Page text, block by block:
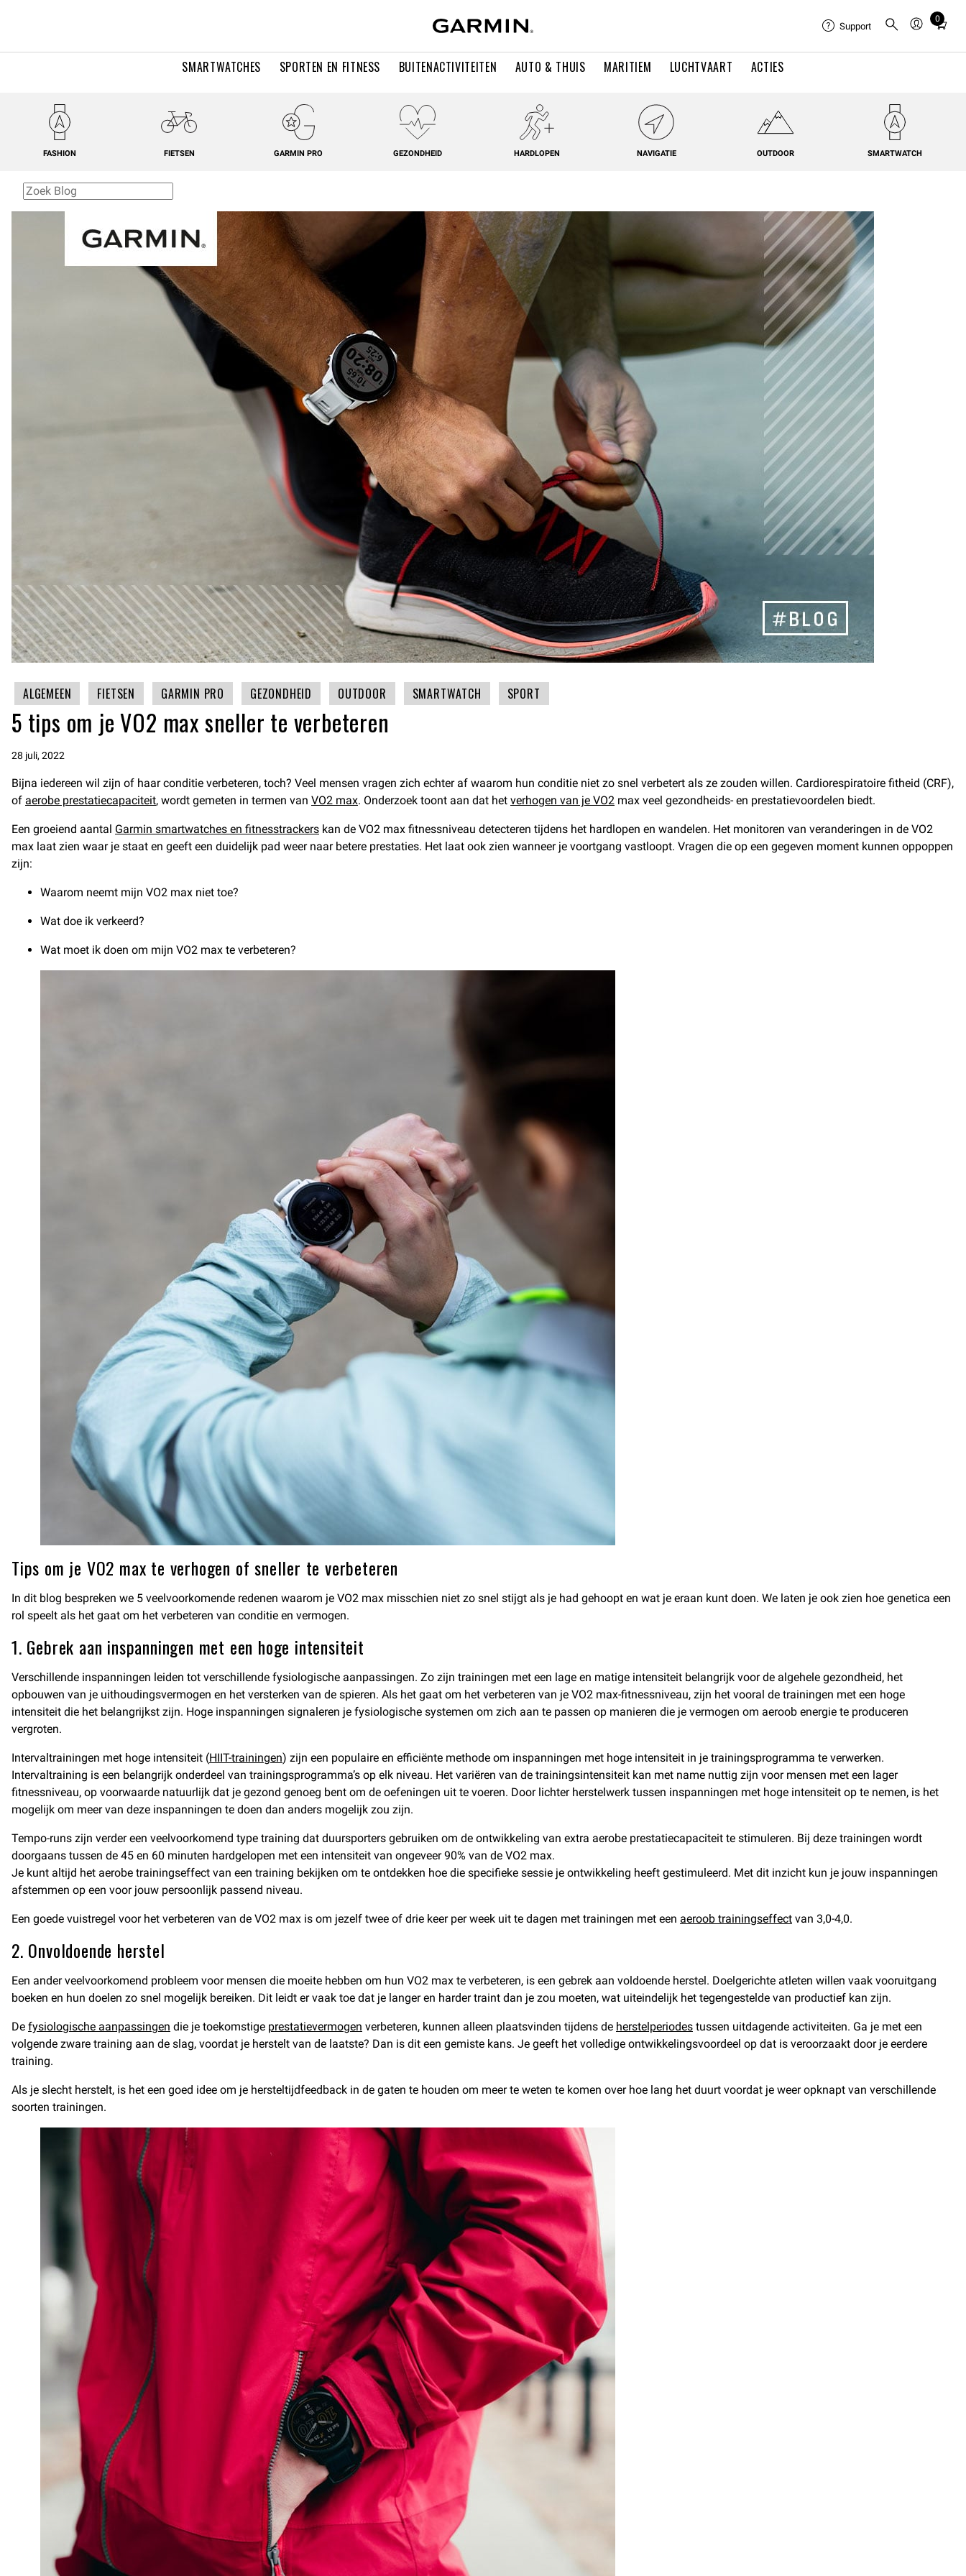
SMARTWATCHES SPORTEN EN FITNESS BUITENACTIVITEITEN AUTO & THUIS MARITIEM LUCHTVAART ACTIES
Support
0
Total
in
FASHION FIETSEN GARMIN PRO GEZONDHEID HARDLOPEN NAVIGATIE OUTDOOR SMARTWATCH
ALGEMEEN FIETSEN GARMIN PRO GEZONDHEID OUTDOOR SMARTWATCH SPORT
5 tips om je VO2 max sneller te verbeteren
28 juli, 2022
Bijna iedereen wil zijn of haar conditie verbeteren, toch? Veel mensen vragen zich echter af waarom hun conditie niet zo snel verbetert als ze zouden willen. Cardiorespiratoire fitheid (CRF),
of aerobe prestatiecapaciteit, wordt gemeten in termen van VO2 max. Onderzoek toont aan dat het verhogen van je VO2 max veel gezondheids- en prestatievoordelen biedt.
Een groeiend aantal Garmin smartwatches en fitnesstrackers kan de VO2 max fitnessniveau detecteren tijdens het hardlopen en wandelen. Het monitoren van veranderingen in de VO2
max laat zien waar je staat en geeft een duidelijk pad weer naar betere prestaties. Het laat ook zien wanneer je voortgang vastloopt. Vragen die op een gegeven moment kunnen oppoppen
zijn:
Waarom neemt mijn VO2 max niet toe?
Wat doe ik verkeerd?
Wat moet ik doen om mijn VO2 max te verbeteren?
Tips om je VO2 max te verhogen of sneller te verbeteren
In dit blog bespreken we 5 veelvoorkomende redenen waarom je VO2 max misschien niet zo snel stijgt als je had gehoopt en wat je eraan kunt doen. We laten je ook zien hoe genetica een
rol speelt als het gaat om het verbeteren van conditie en vermogen.
1. Gebrek aan inspanningen met een hoge intensiteit
Verschillende inspanningen leiden tot verschillende fysiologische aanpassingen. Zo zijn trainingen met een lage en matige intensiteit belangrijk voor de algehele gezondheid, het
opbouwen van je uithoudingsvermogen en het versterken van de spieren. Als het gaat om het verbeteren van je VO2 max-fitnessniveau, zijn het vooral de trainingen met een hoge
intensiteit die het belangrijkst zijn. Hoge inspanningen signaleren je fysiologische systemen om zich aan te passen op manieren die je vermogen om aeroob energie te produceren
vergroten.
Intervaltrainingen met hoge intensiteit (HIIT-trainingen) zijn een populaire en efficiënte methode om inspanningen met hoge intensiteit in je trainingsprogramma te verwerken.
Intervaltraining is een belangrijk onderdeel van trainingsprogramma’s op elk niveau. Het variëren van de trainingsintensiteit kan met name nuttig zijn voor mensen met een lager
fitnessniveau, op voorwaarde natuurlijk dat je gezond genoeg bent om de oefeningen uit te voeren. Door lichter herstelwerk tussen inspanningen met hoge intensiteit op te nemen, is het
mogelijk om meer van deze inspanningen te doen dan anders mogelijk zou zijn.
Tempo-runs zijn verder een veelvoorkomend type training dat duursporters gebruiken om de ontwikkeling van extra aerobe prestatiecapaciteit te stimuleren. Bij deze trainingen wordt
doorgaans tussen de 45 en 60 minuten hardgelopen met een intensiteit van ongeveer 90% van de VO2 max.
Je kunt altijd het aerobe trainingseffect van een training bekijken om te ontdekken hoe die specifieke sessie je ontwikkeling heeft gestimuleerd. Met dit inzicht kun je jouw inspanningen
afstemmen op een voor jouw persoonlijk passend niveau.
Een goede vuistregel voor het verbeteren van de VO2 max is om jezelf twee of drie keer per week uit te dagen met trainingen met een aeroob trainingseffect van 3,0-4,0.
2. Onvoldoende herstel
Een ander veelvoorkomend probleem voor mensen die moeite hebben om hun VO2 max te verbeteren, is een gebrek aan voldoende herstel. Doelgerichte atleten willen vaak vooruitgang
boeken en hun doelen zo snel mogelijk bereiken. Dit leidt er vaak toe dat je langer en harder traint dan je zou moeten, wat uiteindelijk het tegengestelde van productief kan zijn.
De fysiologische aanpassingen die je toekomstige prestatievermogen verbeteren, kunnen alleen plaatsvinden tijdens de herstelperiodes tussen uitdagende activiteiten. Ga je met een
volgende zware training aan de slag, voordat je herstelt van de laatste? Dan is dit een gemiste kans. Je geeft het volledige ontwikkelingsvoordeel op dat is veroorzaakt door je eerdere
training.
Als je slecht herstelt, is het een goed idee om je hersteltijdfeedback in de gaten te houden om meer te weten te komen over hoe lang het duurt voordat je weer opknapt van verschillende
soorten trainingen.